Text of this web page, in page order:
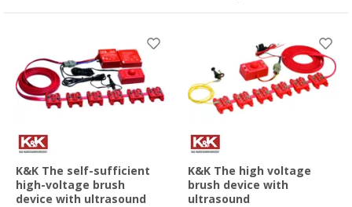
K&K The self-sufficient
high-voltage brush
device with ultrasound
K&K The high voltage
brush device with
ultrasound